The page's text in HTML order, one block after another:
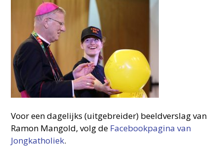
Voor een dagelijks (uitgebreider) beeldverslag van
Ramon Mangold, volg de Facebookpagina van
Jongkatholiek.